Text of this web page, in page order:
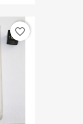
favorite_border